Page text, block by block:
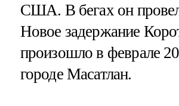
США. В бегах он
Новое задержание
произошло в феврале
городе Масатлан.